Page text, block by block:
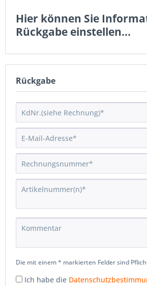
Hier können Sie
Rückgabe einstellen...
Rückgabe
Die mit einem * markierten Felder sind
Ich habe die